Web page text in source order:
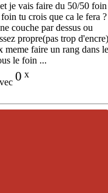
je vais faire du 50/50 foin
tu crois que ca le fera ?
couche par dessus ou
propre(pas trop d'encre)
meme faire un rang dans le
le foin ...
0 x